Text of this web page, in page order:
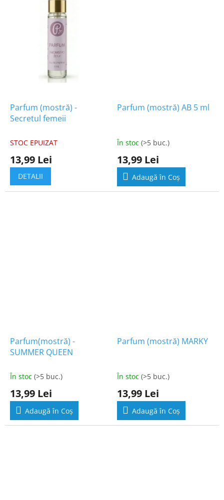
Parfum (mostră) -
Secretul femeii
STOC EPUIZAT
13,99 Lei
DETALII
Parfum (mostră) AB 5 ml
În stoc (>5 buc.)
13,99 Lei
Adaugă în Coş
Parfum(mostră) -
SUMMER QUEEN
În stoc (>5 buc.)
13,99 Lei
Adaugă în Coş
Parfum (mostră) MARKY
În stoc (>5 buc.)
13,99 Lei
Adaugă în Coş